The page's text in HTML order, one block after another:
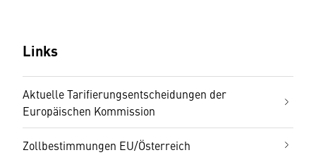
Links
Aktuelle Tarifierungsentscheidungen der
Europäischen Kommission
Zollbestimmungen EU/Österreich